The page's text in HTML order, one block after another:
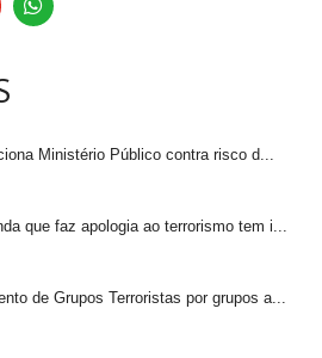
Ministério Público contra risco d...
que faz apologia ao terrorismo tem i...
de Grupos Terroristas por grupos a...